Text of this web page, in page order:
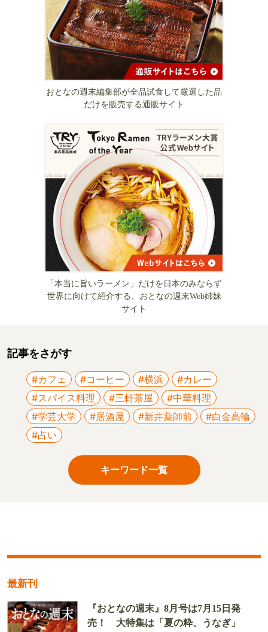
おとなの週末編集部が全品試食して厳選した品
だけを販売する通販サイト
「本当に旨いラーメン」だけを日本のみならず
世界に向けて紹介する、おとなの週末Web姉妹
サイト
記事をさがす
#カフェ #コーヒー #横浜
#カレー
#スパイス料理
#三軒茶屋
#中華料理
#学芸大学
#居酒屋 #新井薬師前
#白金高輪
#占い
キーワード一覧
最新刊
『おとなの週末』8月号は7月15日発
売！ 大特集は「夏の粋、うなぎ」